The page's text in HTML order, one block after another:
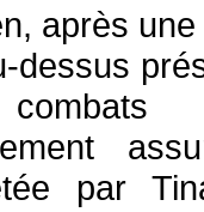
après
dessus
par